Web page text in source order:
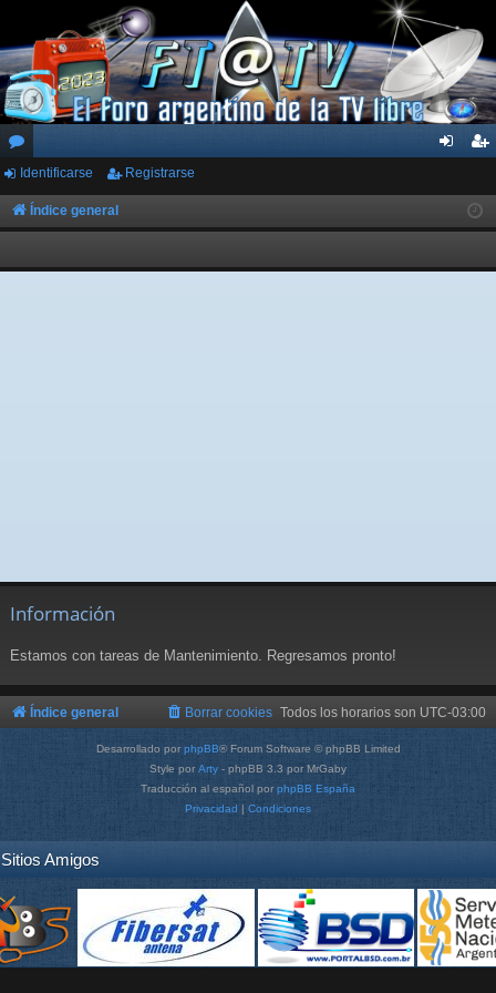
or
os
ar
ist
rs
Identificarse Registrarse
Índice general
Información
Estamos con tareas de Mantenimiento. Regresamos pronto!
Índice general Todos los horarios son UTC-03:00
Borrar cookies
Desarrollado por phpBB® Forum Software © phpBB Limited
Style por Arty - phpBB 3.3 por MrGaby
Traducción al español por phpBB España
Privacidad | Condiciones
Sitios Amigos